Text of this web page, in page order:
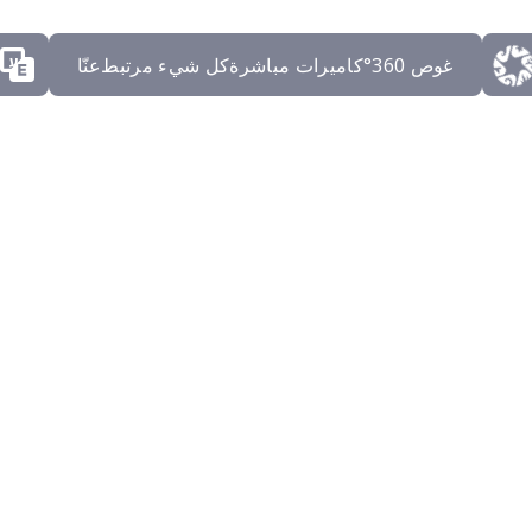
غوص 360° كاميرات مباشرةكل شيء مرتبطعنّا ע